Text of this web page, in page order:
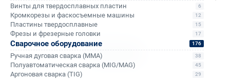
Перейдите в каталог для выбора необходимой
продукции.
Каталог
Винты для твердосплавных пластин 6
Кромкорезы и фаскосъемные машины 12
Пластины твердосплавные 15
Фрезы и фрезерные головки 17
Сварочное оборудование 176
Ручная дуговая сварка (MMA) 38
Полуавтоматическая сварка (MIG/MAG) 45
Аргоновая сварка (TIG) 29